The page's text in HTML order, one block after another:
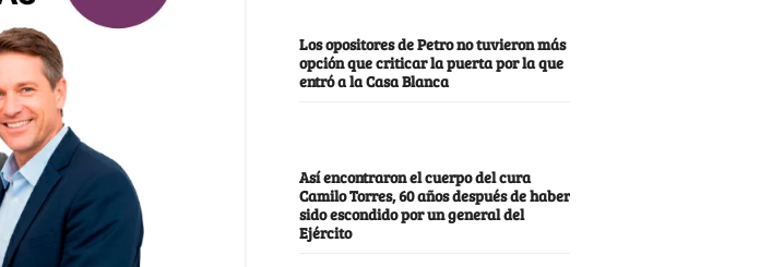
Los opositores de Petro no tuvieron más
opción que criticar la puerta por la que
entró a la Casa Blanca
Así encontraron el cuerpo del cura
Camilo Torres, 60 años después de haber
sido escondido por un general del
Ejército